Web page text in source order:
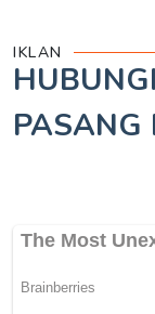
IKLAN
PASANG